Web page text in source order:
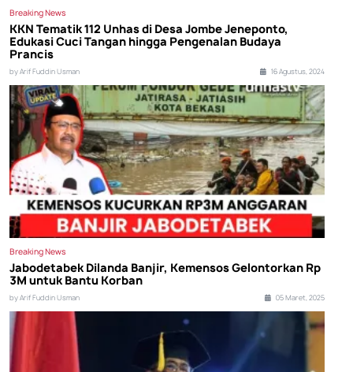
Breaking News
KKN Tematik 112 Unhas di Desa Jombe Jeneponto,
Edukasi Cuci Tangan hingga Pengenalan Budaya
Prancis
by Arif Fuddin Usman 16 Agustus, 2024
Breaking News
Jabodetabek Dilanda Banjir, Kemensos Gelontorkan Rp
3M untuk Bantu Korban
by Arif Fuddin Usman 05 Maret, 2025